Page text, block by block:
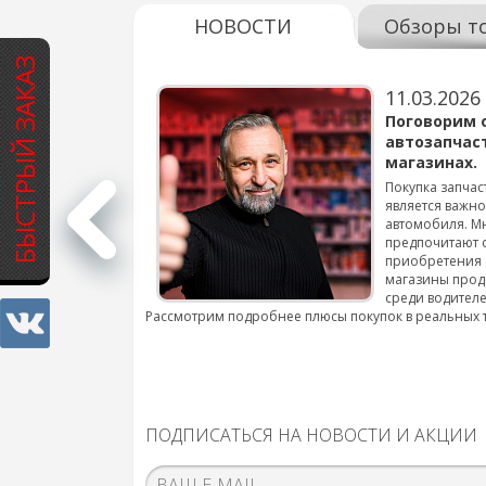
БЫСТРЫЙ ЗАКАЗ
НОВОСТИ Обзоры
для
смены шин на
подробнее...
11.03.2026
Поговорим
магазинах.
Покупка
является
автомобиля.
предпочитают
магазины
среди
Рассмотрим подробнее плюсы покупок в реальных
ПОДПИСАТЬСЯ НА НОВОСТИ И АКЦИИ